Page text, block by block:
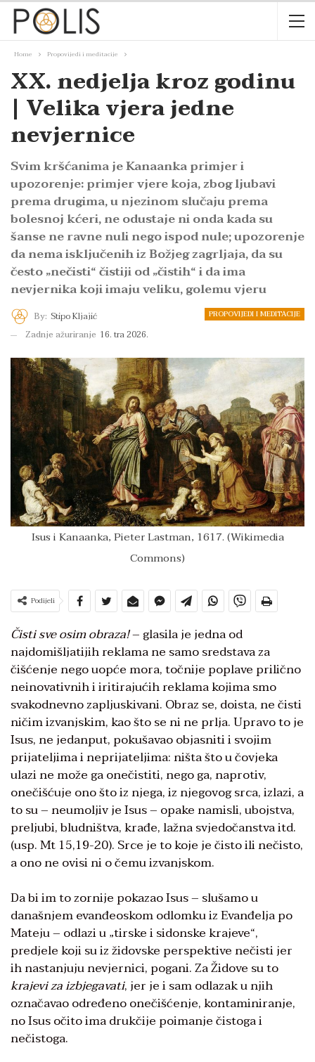
Home Propovijedi i meditacije
XX. nedjelja kroz godinu
| Velika vjera jedne
nevjernice
Svim kršćanima je Kanaanka primjer i
upozorenje: primjer vjere koja, zbog ljubavi
prema drugima, u njezinom slučaju prema
bolesnoj kćeri, ne odustaje ni onda kada su
šanse ne ravne nuli nego ispod nule; upozorenje
da nema isključenih iz Božjeg zagrljaja, da su
često „nečisti“ čistiji od „čistih“ i da ima
nevjernika koji imaju veliku, golemu vjeru
PROPOVIJEDI I MEDITACIJE
By: Stipo Kljajić
Zadnje ažuriranje 16. tra 2026.
Isus i Kanaanka, Pieter Lastman, 1617. (Wikimedia
Commons)
Podijeli
Čisti sve osim obraza!– glasila je jedna od
najdomišljatijih reklama ne samo sredstava za
čišćenje nego uopće mora, točnije poplave prilično
neinovativnih i iritirajućih reklama kojima smo
svakodnevno zapljuskivani. Obraz se, doista, ne čisti
ničim izvanjskim, kao što se ni ne prlja. Upravo to je
Isus, ne jedanput, pokušavao objasniti i svojim
prijateljima i neprijateljima: ništa što u čovjeka
ulazi ne može ga onečistiti, nego ga, naprotiv,
onečišćuje ono što iz njega, iz njegovog srca, izlazi, a
to su – neumoljiv je Isus – opake namisli, ubojstva,
preljubi, bludništva, krađe, lažna svjedočanstva itd.
(usp. Mt 15,19-20). Srce je to koje je čisto ili nečisto,
a ono ne ovisi ni o čemu izvanjskom.
Da bi im to zornije pokazao Isus – slušamo u
današnjem evanđeoskom odlomku iz Evanđelja po
Mateju – odlazi u „tirske i sidonske krajeve“,
predjele koji su iz židovske perspektive nečisti jer
ih nastanjuju nevjernici, pogani. Za Židove su to
krajevi za izbjegavati, jer je i sam odlazak u njih
označavao određeno onečišćenje, kontaminiranje,
no Isus očito ima drukčije poimanje čistoga i
nečistoga.